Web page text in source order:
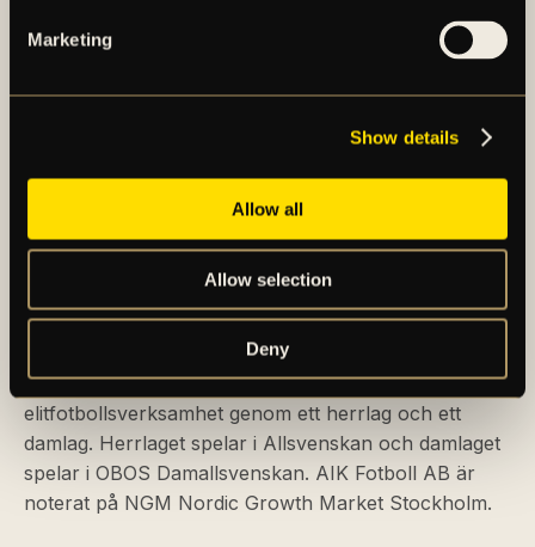
Marketing
Show details
Allow all
Allow selection
Deny
För mer eventuell information, klicka här.
AIK – SEDAN 1891
AIK Fotboll AB bedriver AIK Fotbollsförenings
elitfotbollsverksamhet genom ett herrlag och ett
damlag. Herrlaget spelar i Allsvenskan och damlaget
spelar i OBOS Damallsvenskan. AIK Fotboll AB är
noterat på NGM Nordic Growth Market Stockholm.